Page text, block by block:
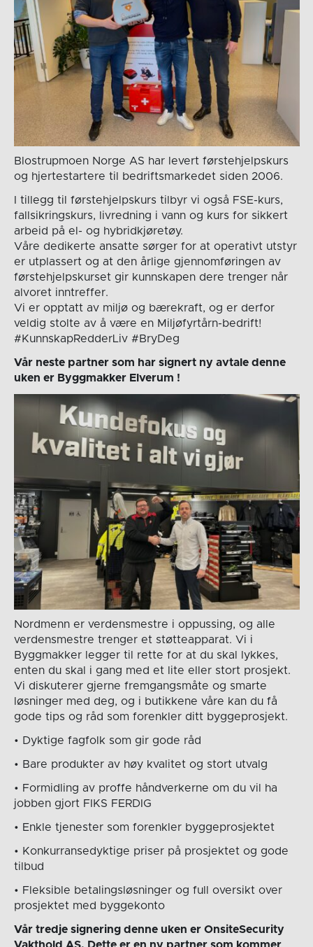
Blostrupmoen Norge AS har levert førstehjelpskurs
og hjertestartere til bedriftsmarkedet siden 2006.
I tillegg til førstehjelpskurs tilbyr vi også FSE-kurs,
fallsikringskurs, livredning i vann og kurs for sikkert
arbeid på el- og hybridkjøretøy.
Våre dedikerte ansatte sørger for at operativt utstyr
er utplassert og at den årlige gjennomføringen av
førstehjelpskurset gir kunnskapen dere trenger når
alvoret inntreffer.
Vi er opptatt av miljø og bærekraft, og er derfor
veldig stolte av å være en Miljøfyrtårn-bedrift!
#KunnskapRedderLiv #BryDeg
Vår neste partner som har signert ny avtale denne
uken er Byggmakker Elverum !
Nordmenn er verdensmestre i oppussing, og alle
verdensmestre trenger et støtteapparat. Vi i
Byggmakker legger til rette for at du skal lykkes,
enten du skal i gang med et lite eller stort prosjekt.
Vi diskuterer gjerne fremgangsmåte og smarte
løsninger med deg, og i butikkene våre kan du få
gode tips og råd som forenkler ditt byggeprosjekt.
• Dyktige fagfolk som gir gode råd
• Bare produkter av høy kvalitet og stort utvalg
• Formidling av proffe håndverkerne om du vil ha
jobben gjort FIKS FERDIG
• Enkle tjenester som forenkler byggeprosjektet
• Konkurransedyktige priser på prosjektet og gode
tilbud
• Fleksible betalingsløsninger og full oversikt over
prosjektet med byggekonto
Vår tredje signering denne uken er OnsiteSecurity
Vakthold AS. Dette er en ny partner som kommer